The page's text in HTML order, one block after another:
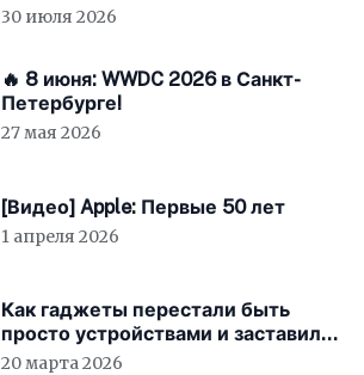
30 июля 2026
🔥 8 июня: WWDC 2026 в Санкт-
Петербурге!
27 мая 2026
[Видео] Apple: Первые 50 лет
1 апреля 2026
Как гаджеты перестали быть
просто устройствами и заставили
вас бесплатно работать
20 марта 2026